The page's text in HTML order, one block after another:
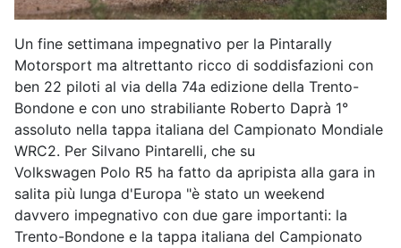
Un fine settimana impegnativo per la Pintarally
Motorsport ma altrettanto ricco di soddisfazioni con
ben 22 piloti al via della 74a edizione della Trento-
Bondone e con uno strabiliante Roberto Daprà 1°
assoluto nella tappa italiana del Campionato Mondiale
WRC2. Per Silvano Pintarelli, che su
Volkswagen Polo R5 ha fatto da apripista alla gara in
salita più lunga d'Europa "è stato un weekend
davvero impegnativo con due gare importanti: la
Trento-Bondone e la tappa italiana del Campionato